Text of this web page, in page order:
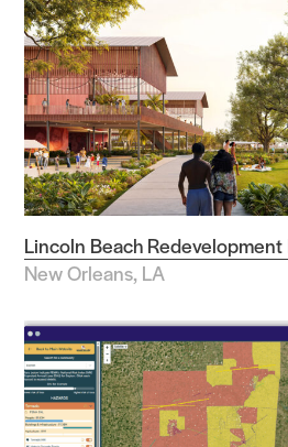
Lincoln Beach
New Orleans, LA